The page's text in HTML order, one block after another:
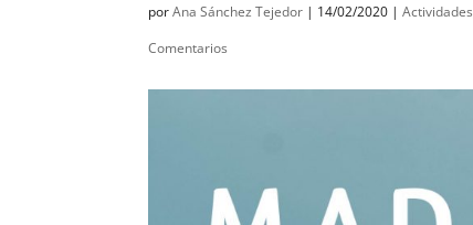
porAna Sánchez Tejedor | 14/02/2020 |Actividades
Comentarios